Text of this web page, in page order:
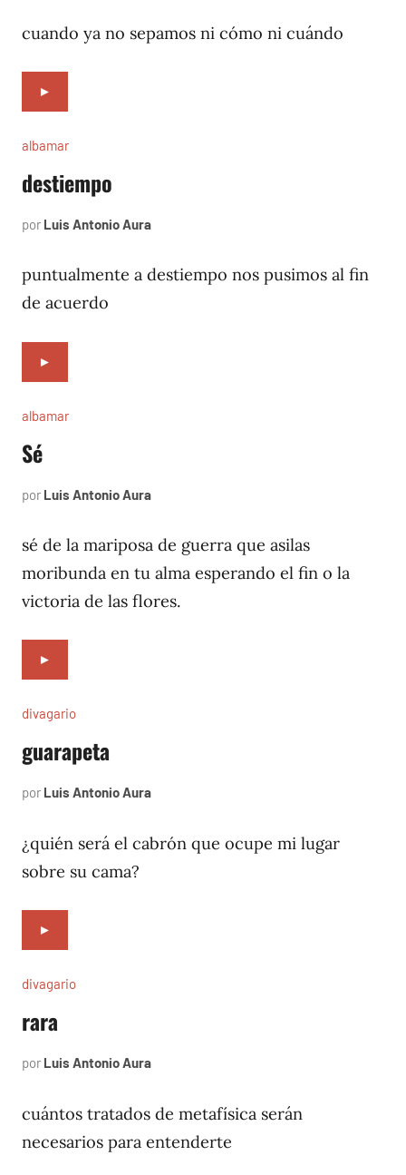
1996
cuando ya no sepamos ni cómo ni cuándo
►
albamar
destiempo
por Luis Antonio Aura
1996
puntualmente a destiempo nos pusimos al fin
de acuerdo
►
albamar
Sé
por Luis Antonio Aura
1996
sé de la mariposa de guerra que asilas
moribunda en tu alma esperando el fin o la
victoria de las flores.
►
divagario
guarapeta
por Luis Antonio Aura
1996
¿quién será el cabrón que ocupe mi lugar
sobre su cama?
►
divagario
rara
por Luis Antonio Aura
1996
cuántos tratados de metafísica serán
necesarios para entenderte